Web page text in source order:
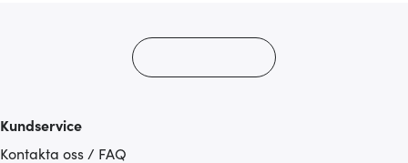
Kundservice
Kontakta oss / FAQ